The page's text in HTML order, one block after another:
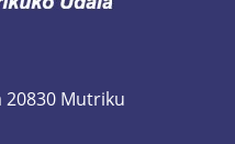
20830 Mutriku